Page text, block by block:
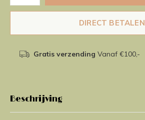
DIRECT BETALEN
Gratis verzending Vanaf €100,-
Beschrijving